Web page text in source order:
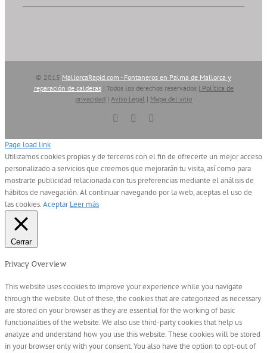
© 2015 MallorcaRapid.com - Fontaneros en Palma de Mallorca y
reparación de calderas| Todos los derechos reservados | Política de
privacidad | Aviso Legal | Mapa del sitio
Vimeo YouTube
Page load link
Utilizamos cookies propias y de terceros con el fin de ofrecerte un mejor acceso
personalizado a servicios que creemos que mejorarán tu visita, así como para
mostrarte publicidad relacionada con tus preferencias mediante el análisis de
hábitos de navegación. Al continuar navegando por la web, aceptas el uso de
las cookies.Aceptar Leer más
Cerrar
Privacy Overview
This website uses cookies to improve your experience while you navigate
through the website. Out of these, the cookies that are categorized as necessary
are stored on your browser as they are essential for the working of basic
functionalities of the website. We also use third-party cookies that help us
analyze and understand how you use this website. These cookies will be stored
in your browser only with your consent. You also have the option to opt-out of